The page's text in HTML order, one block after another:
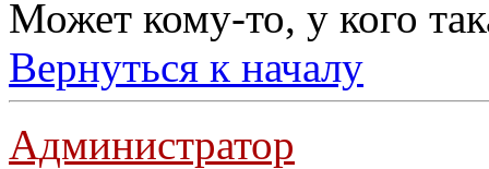
Может кому-то, у кого
Вернуться к началу
Администратор